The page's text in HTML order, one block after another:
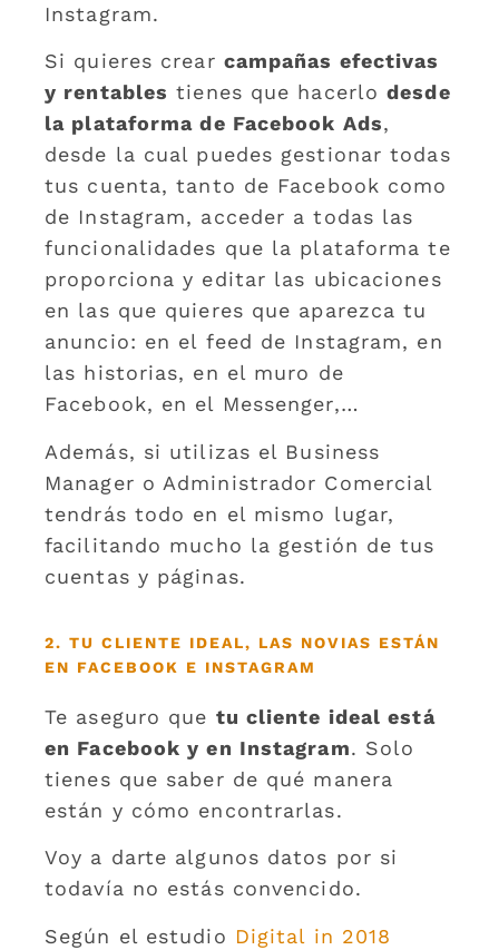
Instagram.
Si quieres crear campañas efectivas
y rentables tienes que hacerlodesde
la plataforma de Facebook Ads,
desde la cual puedes gestionar todas
tus cuenta, tanto de Facebook como
de Instagram, acceder a todas las
funcionalidades que la plataforma te
proporciona y editar las ubicaciones
en las que quieres que aparezca tu
anuncio: en el feed de Instagram, en
las historias, en el muro de
Facebook, en el Messenger,…
Además, si utilizas el Business
Manager o Administrador Comercial
tendrás todo en el mismo lugar,
facilitando mucho la gestión de tus
cuentas y páginas.
2. TU CLIENTE IDEAL, LAS NOVIAS ESTÁN
EN FACEBOOK E INSTAGRAM
Te aseguro que tu cliente ideal está
en Facebook y en Instagram. Solo
tienes que saber de qué manera
están y cómo encontrarlas.
Voy a darte algunos datos por si
todavía no estás convencido.
Según el estudio Digital in 2018